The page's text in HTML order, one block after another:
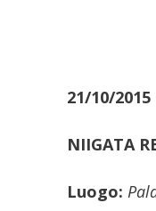
21/10/2015
NIIGATA
Luogo: